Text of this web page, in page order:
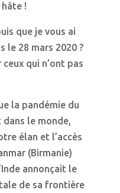
!
que je vous ai
le 28 mars 2020 ?
qui n’ont pas
la pandémie du
le monde,
élan et l’accès
(Birmanie)
annonçait le
de sa frontière